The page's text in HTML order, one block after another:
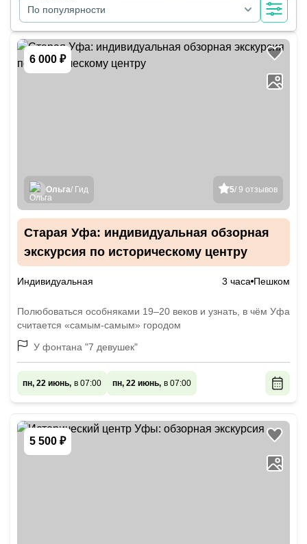
По популярности
6 000 ₽
5/ 9 отзывов
Ольга/ Гид
Старая Уфа: индивидуальная обзорная
экскурсия по историческому центру
Индивидуальная 3 часа Пешком
Полюбоваться особняками 19–20 веков и узнать, в чём Уфа
считается «самым-самым» городом
У фонтана "7 девушек"
пн, 22 июнь, в 07:00 пн, 22 июнь, в 07:00
5 500 ₽